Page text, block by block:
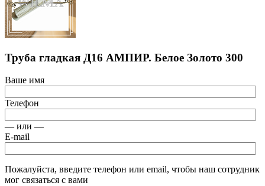
Труба гладкая Д16 АМПИР. Белое Золото 300
Ваше имя
Телефон
— или —
E-mail
Пожалуйста, введите телефон или email, чтобы наш сотрудник
мог связаться с вами